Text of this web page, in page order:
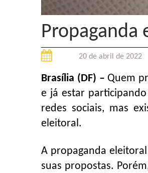
Propaganda
20 de abril de 2022
Brasília (DF) – Quem
e já estar
redes sociais, mas
eleitoral.
A propaganda
suas propostas.